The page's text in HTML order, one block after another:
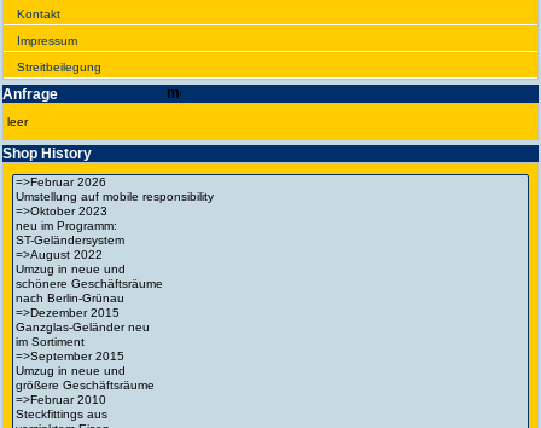
Kontakt
Impres­sum
Streit­bei­legung
Anfrage
leer
Shop History